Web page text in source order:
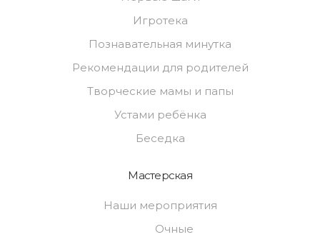
Игротека
Познавательная минутка
Рекомендации для родителей
Творческие мамы и папы
Устами ребёнка
Беседка
Мастерская
Наши мероприятия
Очные